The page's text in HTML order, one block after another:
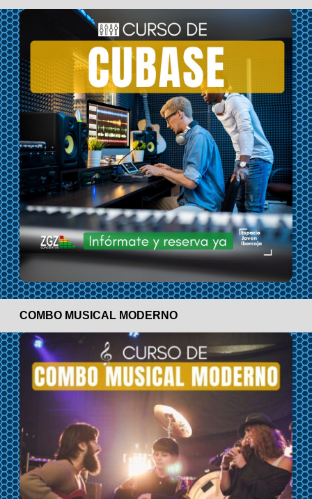
COMBO MUSICAL MODERNO